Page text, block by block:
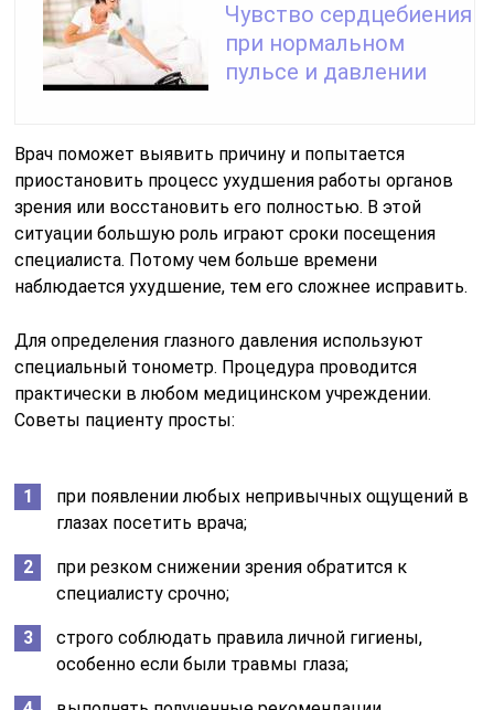
Чувство сердцебиения
при нормальном
пульсе и давлении
Врач поможет выявить причину и попытается
приостановить процесс ухудшения работы органов
зрения или восстановить его полностью. В этой
ситуации большую роль играют сроки посещения
специалиста. Потому чем больше времени
наблюдается ухудшение, тем его сложнее исправить.
Для определения глазного давления используют
специальный тонометр. Процедура проводится
практически в любом медицинском учреждении.
Советы пациенту просты:
при появлении любых непривычных ощущений в
глазах посетить врача;
при резком снижении зрения обратится к
специалисту срочно;
строго соблюдать правила личной гигиены,
особенно если были травмы глаза;